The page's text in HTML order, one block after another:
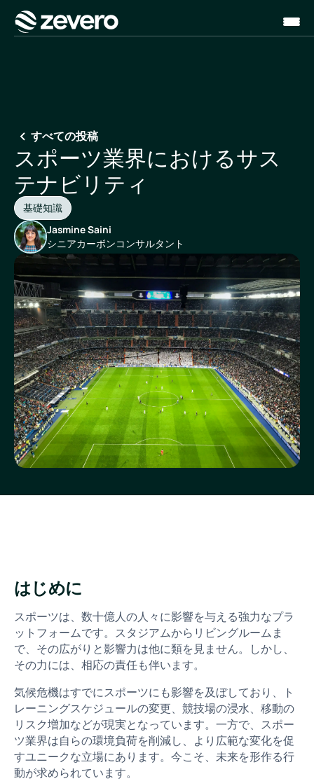
ホーム
すべての投稿
スポーツ業界におけるサス
テナビリティ
基礎知識
Jasmine Saini
シニアカーボンコンサルタント
はじめに
スポーツは、数十億人の人々に影響を与える強力なプラ
ットフォームです。スタジアムからリビングルームま
で、その広がりと影響力は他に類を見ません。しかし、
その力には、相応の責任も伴います。
気候危機はすでにスポーツにも影響を及ぼしており、ト
レーニングスケジュールの変更、競技場の浸水、移動の
リスク増加などが現実となっています。一方で、スポー
ツ業界は自らの環境負荷を削減し、より広範な変化を促
すユニークな立場にあります。今こそ、未来を形作る行
動が求められています。